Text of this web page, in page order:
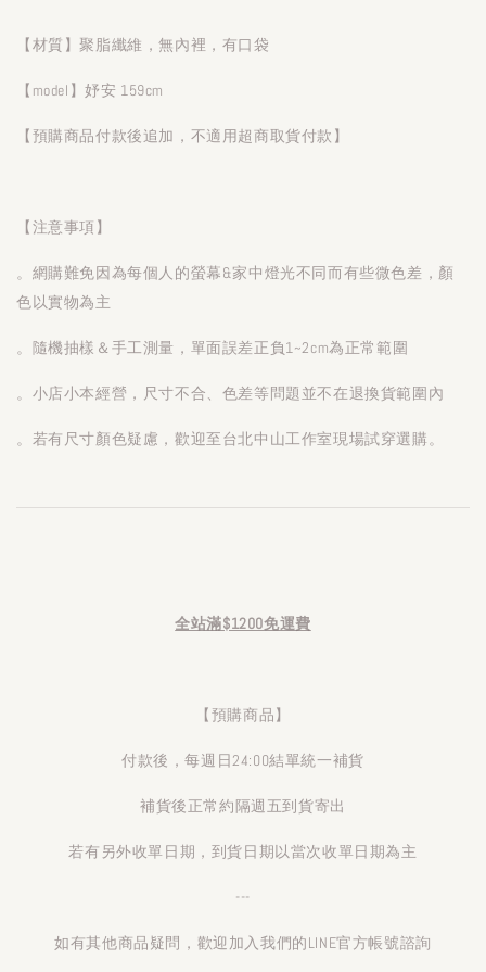
【材質】聚脂纖維，無內裡，有口袋
【model】妤安 159cm
【預購商品付款後追加，不適用超商取貨付款】
【注意事項】
。網購難免因為每個人的螢幕&家中燈光不同而有些微色差，顏
色以實物為主
。隨機抽樣＆手工測量，單面誤差正負1~2cm為正常範圍
。小店小本經營，尺寸不合、色差等問題並不在退換貨範圍內
。若有尺寸顏色疑慮，歡迎至台北中山工作室現場試穿選購。
全站滿$1200免運費
【預購商品】
付款後，每週日24:00結單統一補貨
補貨後正常約隔週五到貨寄出
若有另外收單日期，到貨日期以當次收單日期為主
---
如有其他商品疑問，歡迎加入我們的LINE官方帳號諮詢